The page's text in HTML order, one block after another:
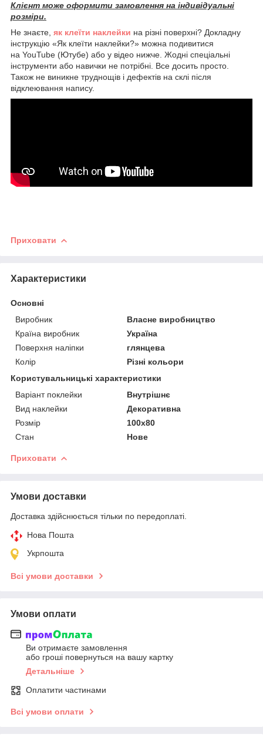
Клієнт може оформити замовлення на індивідуальні
розміри.
Не знаєте, як клеїти наклейки на різні поверхні? Докладну
інструкцію «Як клеїти наклейки?» можна подивитися
на YouTube (Ютубе) або у відео нижче. Жодні спеціальні
інструменти або навички не потрібні. Все досить просто.
Також не виникне труднощів і дефектів на склі після
відклеювання напису.
Приховати
Характеристики
Основні
Виробник
Власне виробництво
Країна виробник
Україна
Поверхня наліпки
глянцева
Колір
Різні кольори
Користувальницькі характеристики
Варіант поклейки
Внутрішнє
Вид наклейки
Декоративна
Розмір
100х80
Стан
Нове
Приховати
Умови доставки
Доставка здійснюється тільки по передоплаті.
Нова Пошта
Укрпошта
Всі умови доставки
Умови оплати
Ви отримаєте замовлення
або гроші повернуться на вашу картку
Детальніше
Оплатити частинами
Всі умови оплати